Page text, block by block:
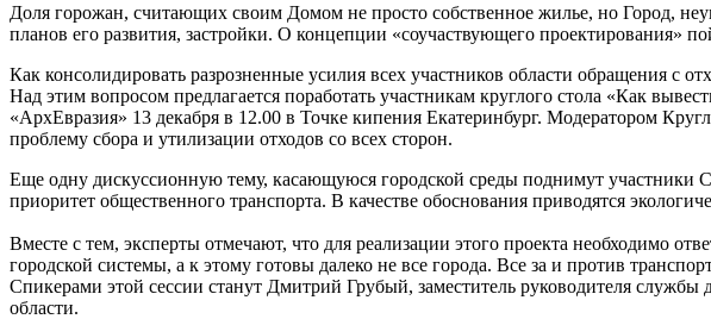
Доля горожан, считающих своим Домом не просто собственное жилье, но Город,
планов его развития, застройки. О концепции «соучаствующего проектирования»
Как консолидировать разрозненные усилия всех участников области обращения с
Над этим вопросом предлагается поработать участникам круглого стола «Как
«АрхЕвразия» 13 декабря в 12.00 в Точке кипения Екатеринбург. Модератором
проблему сбора и утилизации отходов со всех сторон.
Еще одну дискуссионную тему, касающуюся городской среды поднимут
приоритет общественного транспорта. В качестве обоснования приводятся
Вместе с тем, эксперты отмечают, что для реализации этого проекта необходимо
городской системы, а к этому готовы далеко не все города. Все за и против
Спикерами этой сессии станут Дмитрий Грубый, заместитель руководителя
области.